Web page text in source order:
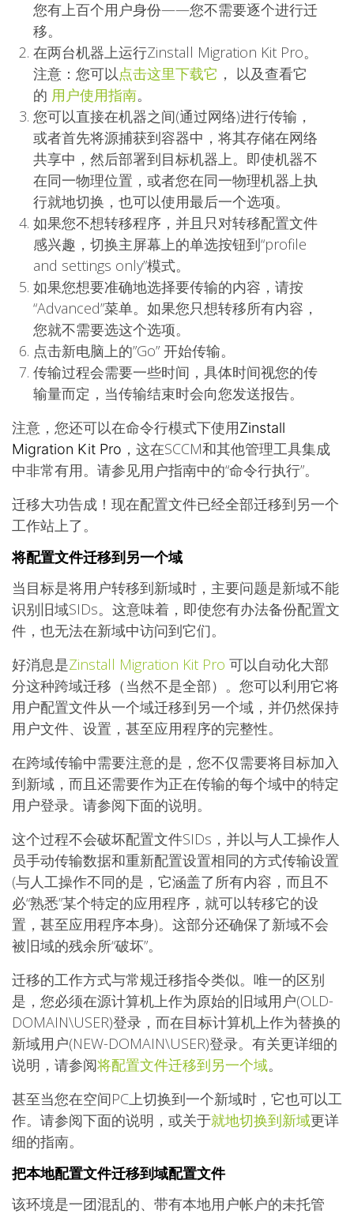
您有上百个用户身份——您不需要逐个进行迁
移。
在两台机器上运行Zinstall Migration Kit Pro。
注意：您可以点击这里下载它 ， 以及查看它
的 用户使用指南。
您可以直接在机器之间(通过网络)进行传输，
或者首先将源捕获到容器中，将其存储在网络
共享中，然后部署到目标机器上。即使机器不
在同一物理位置，或者您在同一物理机器上执
行就地切换 ，也可以使用最后一个选项。
如果您不想转移程序，并且只对转移配置文件
感兴趣，切换主屏幕上的单选按钮到“profile
and settings only”模式。
如果您想要准确地选择要传输的内容，请按
“Advanced”菜单。如果您只想转移所有内容，
您就不需要选这个选项。
点击新电脑上的”Go” 开始传输。
传输过程会需要一些时间，具体时间视您的传
输量而定，当传输结束时会向您发送报告。
注意，您还可以在命令行模式下使用Zinstall
Migration Kit Pro ，这在SCCM和其他管理工具集成
中非常有用。请参见用户指南中的“命令行执行”。
迁移大功告成！现在配置文件已经全部迁移到另一个
工作站上了。
将配置文件迁移到另一个域
当目标是将用户转移到新域时，主要问题是新域不能
识别旧域SIDs。这意味着，即使您有办法备份配置文
件，也无法在新域中访问到它们。
好消息是Zinstall Migration Kit Pro 可以自动化大部
分这种跨域迁移（当然不是全部）。您可以利用它将
用户配置文件从一个域迁移到另一个域，并仍然保持
用户文件、设置，甚至应用程序的完整性。
在跨域传输中需要注意的是，您不仅需要将目标加入
到新域，而且还需要作为正在传输的每个域中的特定
用户登录。请参阅下面的说明。
这个过程不会破坏配置文件SIDs，并以与人工操作人
员手动传输数据和重新配置设置相同的方式传输设置
(与人工操作不同的是，它涵盖了所有内容，而且不
必“熟悉”某个特定的应用程序，就可以转移它的设
置，甚至应用程序本身)。这部分还确保了新域不会
被旧域的残余所“破坏”。
迁移的工作方式与常规迁移指令类似。唯一的区别
是，您必须在源计算机上作为原始的旧域用户(OLD-
DOMAIN\USER)登录，而在目标计算机上作为替换的
新域用户(NEW-DOMAIN\USER)登录。有关更详细的
说明，请参阅将配置文件迁移到另一个域。
甚至当您在空间PC上切换到一个新域时，它也可以工
作。请参阅下面的说明，或关于就地切换到新域更详
细的指南。
把本地配置文件迁移到域配置文件
该环境是一团混乱的、带有本地用户帐户的未托管